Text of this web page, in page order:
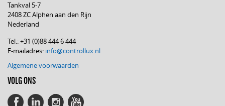
Tankval 5-7
2408 ZC Alphen aan den Rijn
Nederland
Tel.: +31 (0)88 444 6 444
E-mailadres: info@controllux.nl
Algemene voorwaarden
VOLG ONS